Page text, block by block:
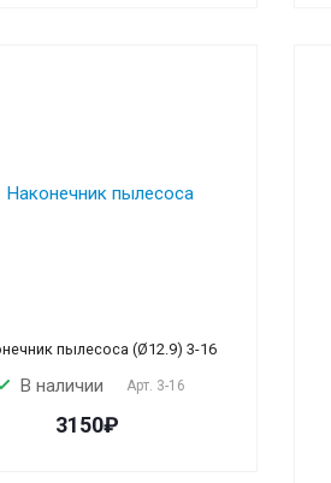
пылесоса (Ø12.9) 3-16
В наличии Арт. 3-16
3150₽